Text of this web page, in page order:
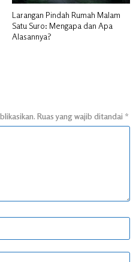
Larangan Pindah Rumah Malam
Satu Suro: Mengapa dan Apa
Alasannya?
Ruas yang wajib ditandai *